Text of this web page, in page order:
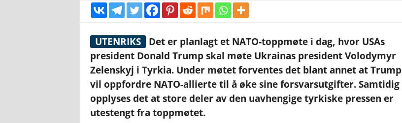
UTENRIKS
Det er planlagt et NATO-toppmøte i dag, hvor USAs
president Donald Trump skal møte Ukrainas president Volodymyr
Zelenskyj i Tyrkia. Under møtet forventes det blant annet at Trump
vil oppfordre NATO-allierte til å øke sine forsvarsutgifter. Samtidig
opplyses det at store deler av den uavhengige tyrkiske pressen er
utestengt fra toppmøtet.